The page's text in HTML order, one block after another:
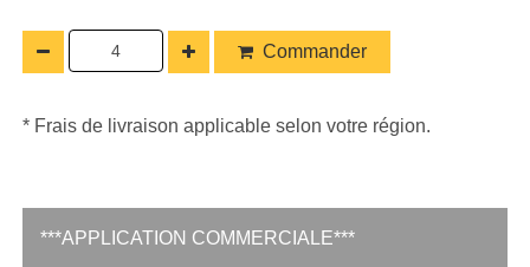
Commander
* Frais de livraison applicable selon votre région.
***APPLICATION COMMERCIALE***